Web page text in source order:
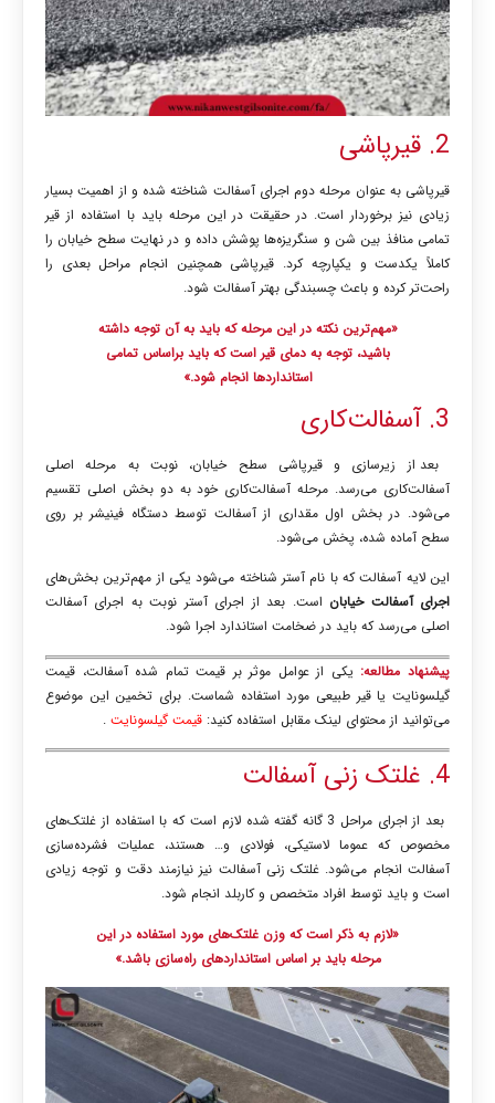
2. قیرپاشی
قیرپاشی به عنوان مرحله دوم اجرای آسفالت شناخته شده و از اهمیت بسیار
زیادی نیز برخوردار است. در حقیقت در این مرحله باید با استفاده از قیر
تمامی منافذ بین شن و سنگریزه‌ها پوشش داده و در نهایت سطح خیابان را
کاملاً یکدست و یکپارچه کرد. قیرپاشی همچنین انجام مراحل بعدی را
راحت‌تر کرده و باعث چسبندگی بهتر آسفالت شود.
«مهم‌ترین نکته در این مرحله که باید به آن توجه داشته
باشید، توجه به دمای قیر است که باید براساس تمامی
استانداردها انجام شود.»
3. آسفالت‌کاری
بعد از زیرسازی و قیرپاشی سطح خیابان، نوبت به مرحله اصلی
آسفالت‌کاری می‌رسد. مرحله آسفالت‌کاری خود به دو بخش اصلی تقسیم
می‌شود. در بخش اول مقداری از آسفالت توسط دستگاه فینیشر بر روی
سطح آماده شده، پخش می‌شود.
این لایه آسفالت که با نام آستر شناخته می‌شود یکی از مهم‌ترین بخش‌های
اجرای آسفالت خیابان است. بعد از اجرای آستر نوبت به اجرای آسفالت
اصلی می‌رسد که باید در ضخامت استاندارد اجرا شود.
پیشنهاد مطالعه: یکی از عوامل موثر بر قیمت تمام شده آسفالت، قیمت
گیلسونایت یا قیر طبیعی مورد استفاده شماست. برای تخمین این موضوع
می‌توانید از محتوای لینک مقابل استفاده کنید: قیمت گیلسونایت .
4. غلتک زنی آسفالت
بعد از اجرای مراحل 3 گانه گفته شده لازم است که با استفاده از غلتک‌های
مخصوص که عموما لاستیکی، فولادی و… هستند، عملیات فشرده‌سازی
آسفالت انجام می‌شود. غلتک زنی آسفالت نیز نیازمند دقت و توجه زیادی
است و باید توسط افراد متخصص و کاربلد انجام شود.
«لازم به ذکر است که وزن غلتک‌های مورد استفاده در این
مرحله باید بر اساس استانداردهای راه‌سازی باشد.»